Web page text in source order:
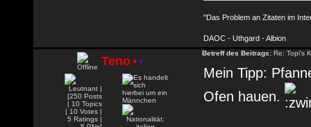
"Das Problem an Zitaten im
DAOC - Uthgard - Albion
Teno••
Betreff des Beitrags: Re: Topi's
Mein Tipp:
Ofen hauen.